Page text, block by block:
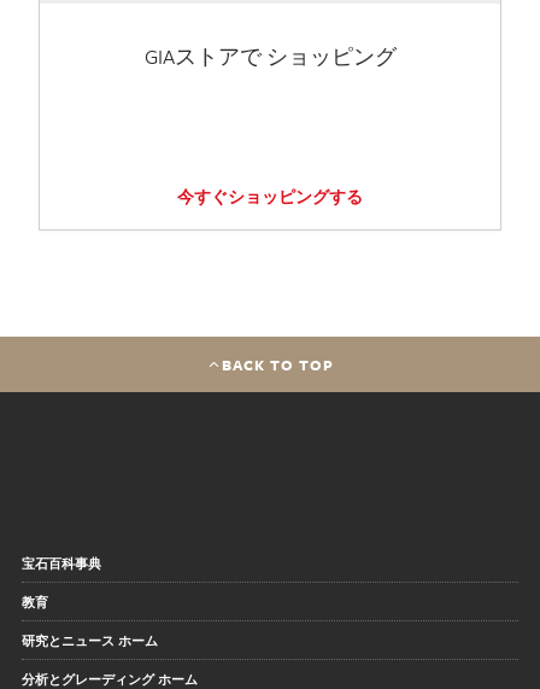
GIAストアで ショッピング
今すぐショッピングする
BACK TO TOP
宝石百科事典
教育
研究とニュース ホーム
分析とグレーディング ホーム